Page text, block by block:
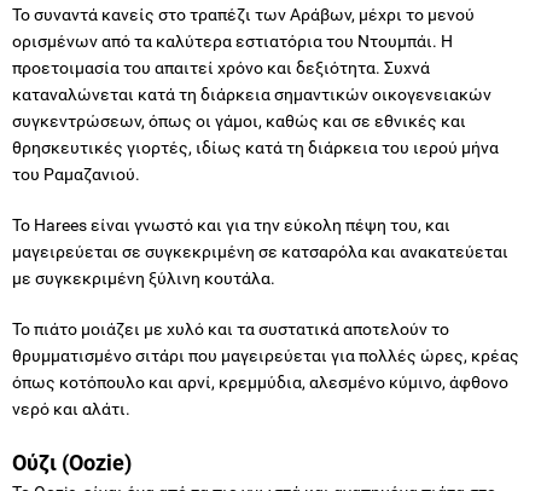
Το συναντά κανείς στο τραπέζι των Αράβων, μέχρι το μενού
ορισμένων από τα καλύτερα εστιατόρια του Ντουμπάι. Η
προετοιμασία του απαιτεί χρόνο και δεξιότητα. Συχνά
καταναλώνεται κατά τη διάρκεια σημαντικών οικογενειακών
συγκεντρώσεων, όπως οι γάμοι, καθώς και σε εθνικές και
θρησκευτικές γιορτές, ιδίως κατά τη διάρκεια του ιερού μήνα
του Ραμαζανιού.
Το Harees είναι γνωστό και για την εύκολη πέψη του, και
μαγειρεύεται σε συγκεκριμένη σε κατσαρόλα και ανακατεύεται
με συγκεκριμένη ξύλινη κουτάλα.
Το πιάτο μοιάζει με χυλό και τα συστατικά αποτελούν το
θρυμματισμένο σιτάρι που μαγειρεύεται για πολλές ώρες, κρέας
όπως κοτόπουλο και αρνί, κρεμμύδια, αλεσμένο κύμινο, άφθονο
νερό και αλάτι.
Ούζι (Oozie)